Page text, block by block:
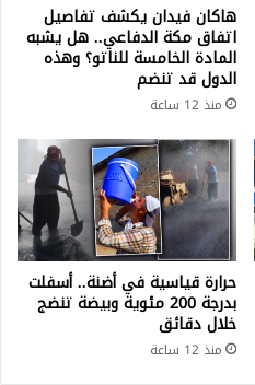
هاكان فيدان يكشف تفاصيل
اتفاق مكة الدفاعي.. هل يشبه
المادة الخامسة للناتو؟ وهذه
الدول قد تنضم
منذ 12 ساعة
حرارة قياسية في أضنة.. أسفلت
بدرجة 200 مئوية وبيضة تنضج
خلال دقائق
منذ 12 ساعة